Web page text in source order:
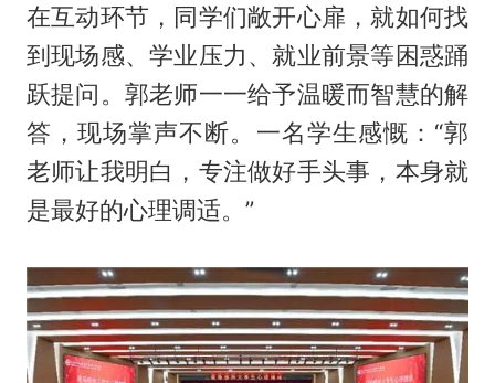
在互动环节，同学们敞开心扉，就如何找
到现场感、学业压力、就业前景等困惑踊
跃提问。郭老师一一给予温暖而智慧的解
答，现场掌声不断。一名学生感慨：“郭
老师让我明白，专注做好手头事，本身就
是最好的心理调适。”